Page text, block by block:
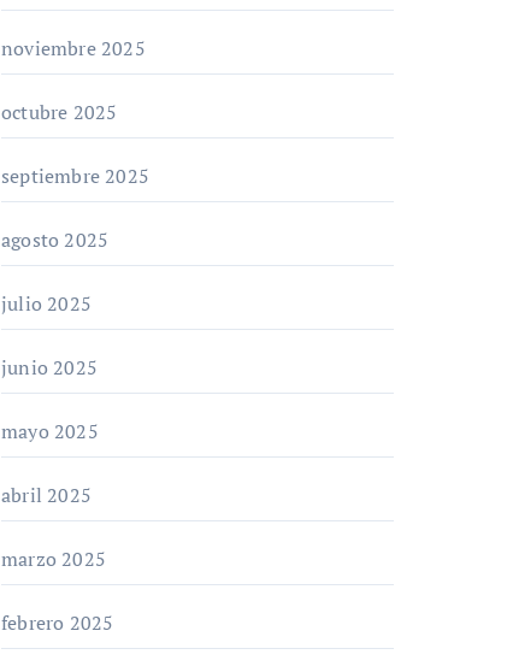
noviembre 2025
octubre 2025
septiembre 2025
agosto 2025
julio 2025
junio 2025
mayo 2025
abril 2025
marzo 2025
febrero 2025